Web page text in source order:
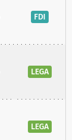
FDI
LEGA
LEGA